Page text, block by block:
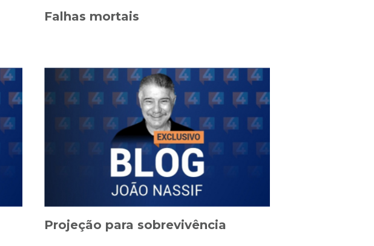
Falhas mortais
Projeção para sobrevivência